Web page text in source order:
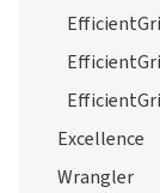
Excellence
Wrangler